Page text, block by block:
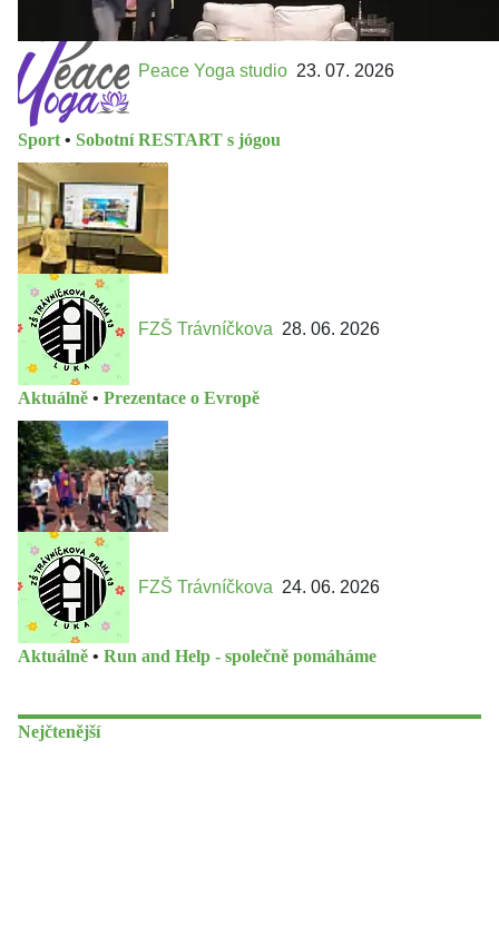
Peace Yoga studio 23. 07. 2026
Sport • Sobotní RESTART s jógou
FZŠ Trávníčkova 28. 06. 2026
Aktuálně • Prezentace o Evropě
FZŠ Trávníčkova 24. 06. 2026
Aktuálně • Run and Help - společně pomáháme
Nejčtenější